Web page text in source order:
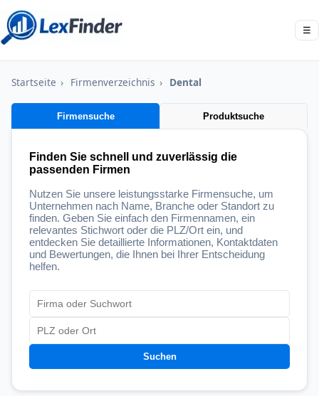
☰
Startseite › Firmenverzeichnis › Dental
Firmensuche Produktsuche
Finden Sie schnell und zuverlässig die
passenden Firmen
Nutzen Sie unsere leistungsstarke Firmensuche, um
Unternehmen nach Name, Branche oder Standort zu
finden. Geben Sie einfach den Firmennamen, ein
relevantes Stichwort oder die PLZ/Ort ein, und
entdecken Sie detaillierte Informationen, Kontaktdaten
und Bewertungen, die Ihnen bei Ihrer Entscheidung
helfen.
Suchen